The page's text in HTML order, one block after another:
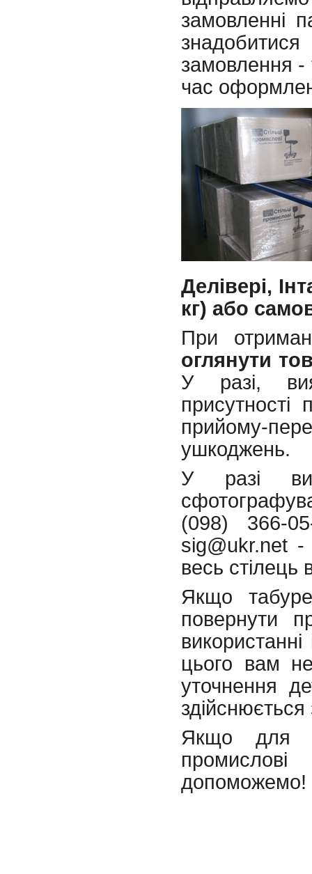
замовленні
замовлення -
час
Делівері,
кг) або
При
оглянути
У разі,
присутності
прийому-
ушкоджень.
У разі
(098) 366-
sig@ukr.net
весь стілець
Якщо
повернути
цього вам
уточнення
Якщо для
допоможемо!